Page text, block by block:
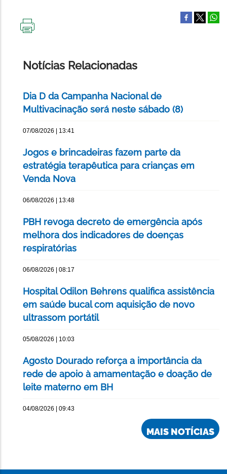
Notícias Relacionadas
Dia D da Campanha Nacional de
Multivacinação será neste sábado (8)
07/08/2026 | 13:41
Jogos e brincadeiras fazem parte da
estratégia terapêutica para crianças em
Venda Nova
06/08/2026 | 13:48
PBH revoga decreto de emergência após
melhora dos indicadores de doenças
respiratórias
06/08/2026 | 08:17
Hospital Odilon Behrens qualifica assistência
em saúde bucal com aquisição de novo
ultrassom portátil
05/08/2026 | 10:03
Agosto Dourado reforça a importância da
rede de apoio à amamentação e doação de
leite materno em BH
04/08/2026 | 09:43
MAIS NOTÍCIAS